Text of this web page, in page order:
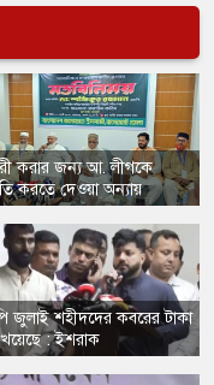
করার জন্য আ. লীগকে
করতে দেওয়া অন্যায়
জুলাই শহীদদের কবরের টাকা
: ইশরাক